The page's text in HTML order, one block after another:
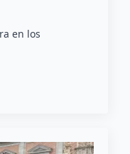
en los